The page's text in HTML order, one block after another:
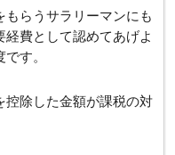
らうサラリーマンにも
費として認めてあげよ
す。
控除した金額が課税の対